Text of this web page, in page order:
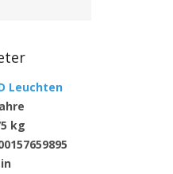
Leuchten
kg